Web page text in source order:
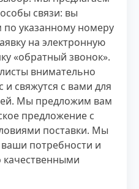
связи: вы
указанному номеру
на электронную
«обратный звонок».
внимательно
свяжутся с вами для
Мы предложим вам
предложение с
поставки. Мы
потребности и
качественными